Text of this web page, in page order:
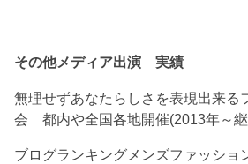
その他メディア出演 実績
無理せずあなたらしさを表現出来る
会 都内や全国各地開催(2013年～
ブログランキングメンズファッシ